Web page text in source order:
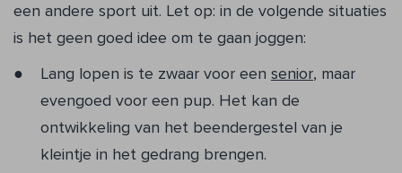
een andere sport uit. Let op: in de volgende situaties
is het geen goed idee om te gaan joggen:
Lang lopen is te zwaar voor een senior, maar
evengoed voor een pup. Het kan de
ontwikkeling van het beendergestel van je
kleintje in het gedrang brengen.